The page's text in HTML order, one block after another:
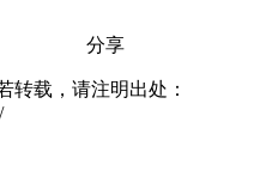
分享
转载，请注明出处：